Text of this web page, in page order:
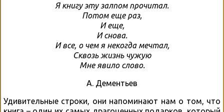
Я книгу эту залпом прочитал.
Потом еще раз,
И еще,
И снова.
И все, о чем я некогда мечтал,
Сквозь жизнь чужую
Мне явило слово.
А. Дементьев
Удивительные строки, они напоминают нам о том, что